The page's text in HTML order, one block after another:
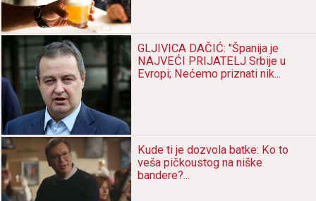
GLJIVICA DAČIĆ: "Špаnijа je
NAJVEĆI PRIJATELJ Srbije u
Evropi; Nećemo priznаti nik...
Kude ti je dozvolа bаtke: Ko to
vešа pičkoustog nа niške
bаndere?...